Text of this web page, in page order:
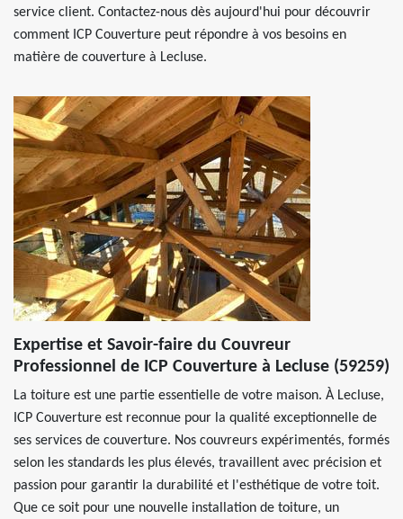
service client. Contactez-nous dès aujourd'hui pour découvrir
comment ICP Couverture peut répondre à vos besoins en
matière de couverture à Lecluse.
Expertise et Savoir-faire du Couvreur
Professionnel de ICP Couverture à Lecluse (59259)
La toiture est une partie essentielle de votre maison. À Lecluse,
ICP Couverture est reconnue pour la qualité exceptionnelle de
ses services de couverture. Nos couvreurs expérimentés, formés
selon les standards les plus élevés, travaillent avec précision et
passion pour garantir la durabilité et l'esthétique de votre toit.
Que ce soit pour une nouvelle installation de toiture, un